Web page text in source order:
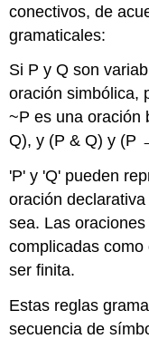
conectivos, de
gramaticales:
Si P y Q son
oración simbólica,
~P es una oración
Q), y (P & Q) y
'P' y 'Q' pueden
oración
sea. Las
complicadas
ser finita.
Estas reglas
secuencia de